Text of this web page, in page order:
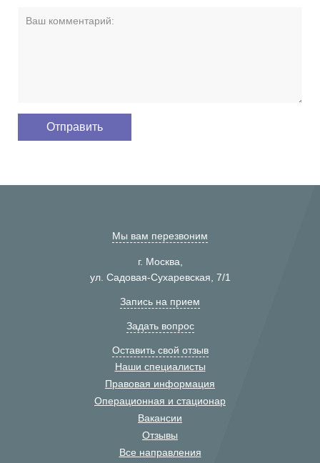
Мы вам перезвоним
г. Москва,
ул. Садовая-Сухаревская, 7/1
Запись на прием
Задать вопрос
Оставить свой отзыв
Наши специалисты
Правовая информация
Операционная и стационар
Вакансии
Отзывы
Все направления